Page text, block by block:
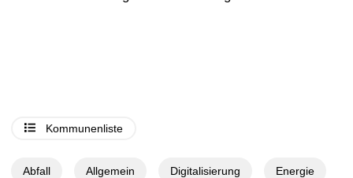
Kommunenliste
Abfall Allgemein Digitalisierung Energie